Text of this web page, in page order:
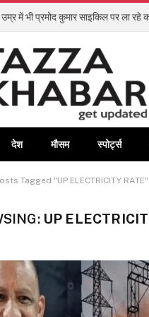
में भी प्रमोद कुमार साइकिल पर ला रहे
देश मौसम स्पोर्ट्स
Tagged "UP ELECTRICITY RATE"
UP